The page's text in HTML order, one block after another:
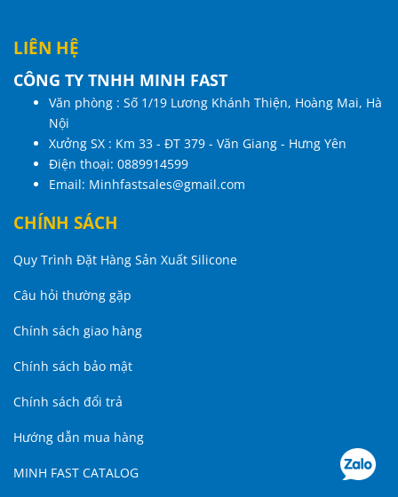
LIÊN HỆ
CÔNG TY TNHH MINH FAST
Văn phòng : Số 1/19 Lương Khánh Thiện, Hoàng Mai, Hà
Nội
Xưởng SX : Km 33 - ĐT 379 - Văn Giang - Hưng Yên
Điện thoại: 0889914599
Email: Minhfastsales@gmail.com
CHÍNH SÁCH
Quy Trình Đặt Hàng Sản Xuất Silicone
Câu hỏi thường gặp
Chính sách giao hàng
Chính sách bảo mật
Chính sách đổi trả
Hướng dẫn mua hàng
MINH FAST CATALOG